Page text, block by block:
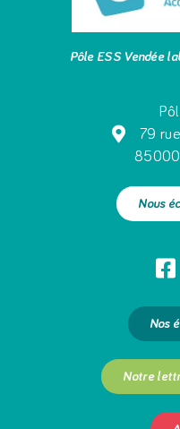
Pôle ESS Vendée
79
85000
Nous
Nos
Notre